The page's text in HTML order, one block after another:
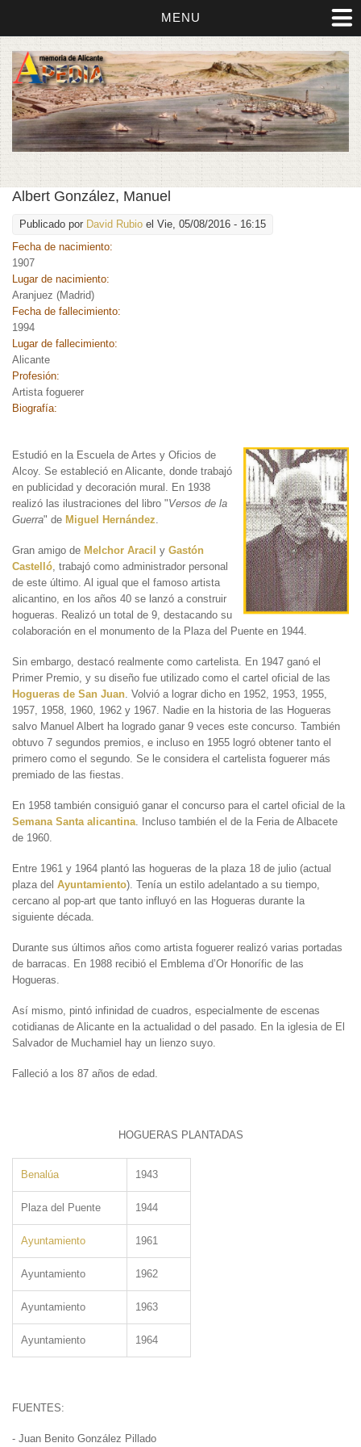
MENU
Albert González, Manuel
Publicado por David Rubio el Vie, 05/08/2016 - 16:15
Fecha de nacimiento:
1907
Lugar de nacimiento:
Aranjuez (Madrid)
Fecha de fallecimiento:
1994
Lugar de fallecimiento:
Alicante
Profesión:
Artista foguerer
Biografía:
Estudió en la Escuela de Artes y Oficios de
Alcoy. Se estableció en Alicante, donde trabajó
en publicidad y decoración mural. En 1938
realizó las ilustraciones del libro "Versos de la
Guerra" de Miguel Hernández
Gran amigo de Melchor Aracil y Gastón
Castelló , trabajó como administrador personal
de este último. Al igual que el famoso artista
alicantino, en los años 40 se lanzó a construir
hogueras. Realizó un total de 9, destacando su
colaboración en el monumento de la Plaza del Puente en 1944.
Sin embargo, destacó realmente como cartelista. En 1947 ganó el
Primer Premio, y su diseño fue utilizado como el cartel oficial de las
Hogueras de San Juan . Volvió a lograr dicho en 1952, 1953, 1955,
1957, 1958, 1960, 1962 y 1967. Nadie en la historia de las Hogueras
salvo Manuel Albert ha logrado ganar 9 veces este concurso. También
obtuvo 7 segundos premios, e incluso en 1955 logró obtener tanto el
primero como el segundo. Se le considera el cartelista foguerer más
premiado de las fiestas.
En 1958 también consiguió ganar el concurso para el cartel oficial de la
Semana Santa alicantina . Incluso también el de la Feria de Albacete
de 1960.
Entre 1961 y 1964 plantó las hogueras de la plaza 18 de julio (actual
plaza del Ayuntamiento). Tenía un estilo adelantado a su tiempo,
cercano al pop-art que tanto influyó en las Hogueras durante la
siguiente década.
Durante sus últimos años como artista foguerer realizó varias portadas
de barracas. En 1988 recibió el Emblema d’Or Honorífic de las
Hogueras.
Así mismo, pintó infinidad de cuadros, especialmente de escenas
cotidianas de Alicante en la actualidad o del pasado. En la iglesia de El
Salvador de Muchamiel hay un lienzo suyo.
Falleció a los 87 años de edad.
HOGUERAS PLANTADAS
Benalúa 1943
Plaza del Puente 1944
Ayuntamiento 1961
Ayuntamiento 1962
Ayuntamiento 1963
Ayuntamiento 1964
FUENTES:
- Juan Benito González Pillado